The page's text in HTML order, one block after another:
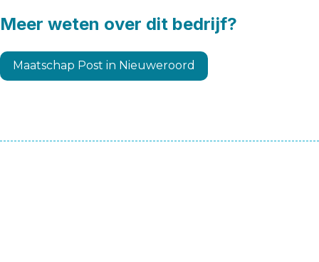
Meer weten over dit bedrijf?
Maatschap Post in Nieuweroord